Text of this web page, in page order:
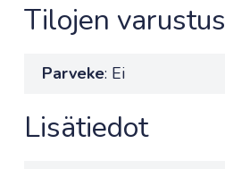
Tilojen varustus
Parveke: Ei
Lisätiedot